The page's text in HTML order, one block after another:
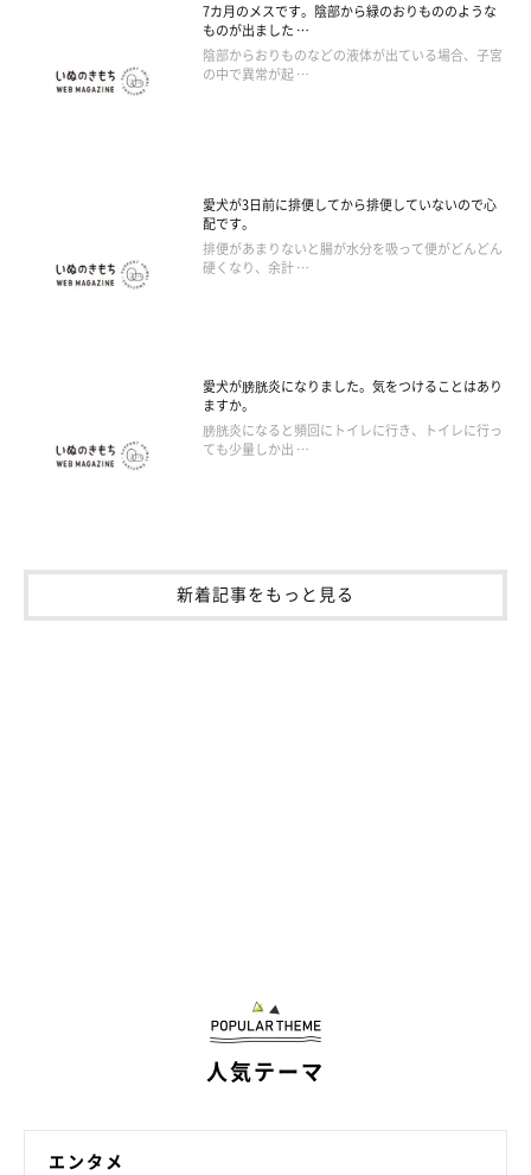
7カ月のメスです。陰部から緑のおりもののような
ものが出ました …
陰部からおりものなどの液体が出ている場合、子宮
の中で異常が起 …
愛犬が3日前に排便してから排便していないので心
配です。
排便があまりないと腸が水分を吸って便がどんどん
硬くなり、余計 …
愛犬が膀胱炎になりました。気をつけることはあり
ますか。
膀胱炎になると頻回にトイレに行き、トイレに行っ
ても少量しか出 …
新着記事をもっと見る
人気テーマ
エンタメ